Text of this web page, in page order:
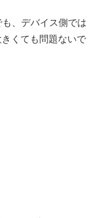
、デバイス側では
くても問題ないで